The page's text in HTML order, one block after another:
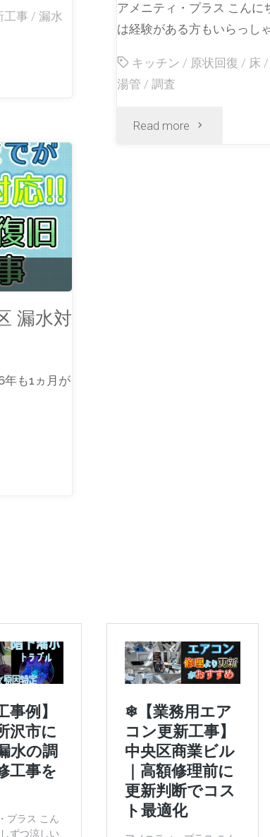
工事 / 漏水
アメニティ・プラス こんに
は経験がある方もいらっし
キッチン / 原状回復 / 床 /
湯管 / 調査
Read more
漏水対
年も1ヵ月が